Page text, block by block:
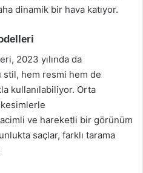
dinamik bir hava katıyor.
2023 yılında da
hem resmi hem de
kullanılabiliyor. Orta
ve hareketli bir görünüm
saçlar, farklı tarama